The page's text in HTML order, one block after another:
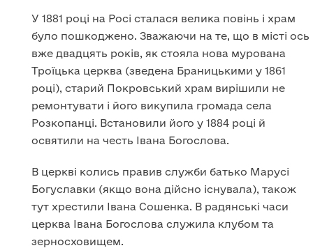
У 1881 році на Росі сталася велика повінь і храм
було пошкоджено. Зважаючи на те, що в місті ось
вже двадцять років, як стояла нова мурована
Троїцька церква (зведена Браницькими у 1861
році), старий Покровський храм вирішили не
ремонтувати і його викупила громада села
Розкопанці. Встановили його у 1884 році й
освятили на честь Івана Богослова.
В церкві колись правив служби батько Марусі
Богуславки (якщо вона дійсно існувала), також
тут хрестили Івана Сошенка. В радянські часи
церква Івана Богослова служила клубом та
зерносховищем.